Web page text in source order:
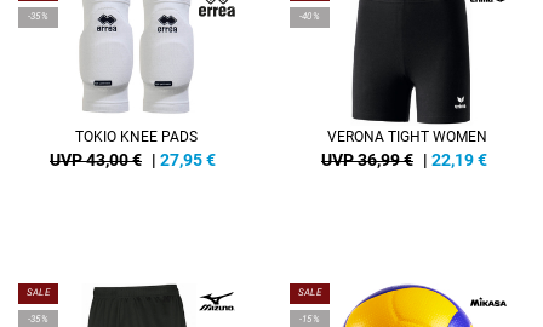
-35%
TOKIO KNEE PADS
UVP 43,00 € | 27,95€
-40%
VERONA TIGHT WOMEN
UVP 36,99 € | 22,19€
SALE
-35%
SALE
-15%